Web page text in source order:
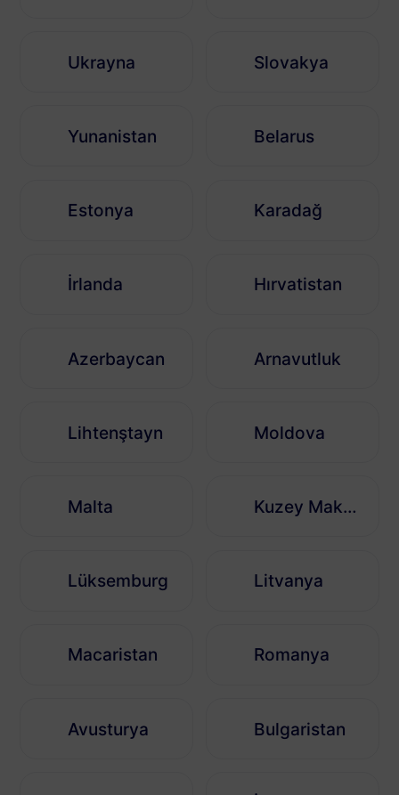
Ukrayna Slovakya
Yunanistan Belarus
Estonya Karadağ
İrlanda Hırvatistan
Azerbaycan Arnavutluk
Lihtenştayn Moldova
Malta Kuzey Makedonya
Lüksemburg Litvanya
Macaristan Romanya
Avusturya Bulgaristan